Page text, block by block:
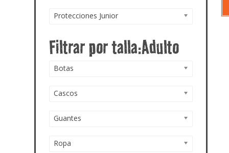
Protecciones Junior
Botas
Cascos
Guantes
Ropa